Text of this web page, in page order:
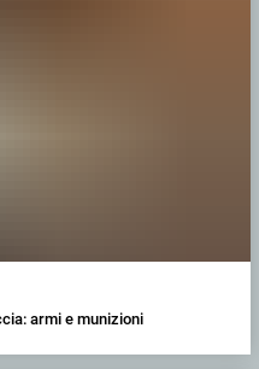
armi e munizioni